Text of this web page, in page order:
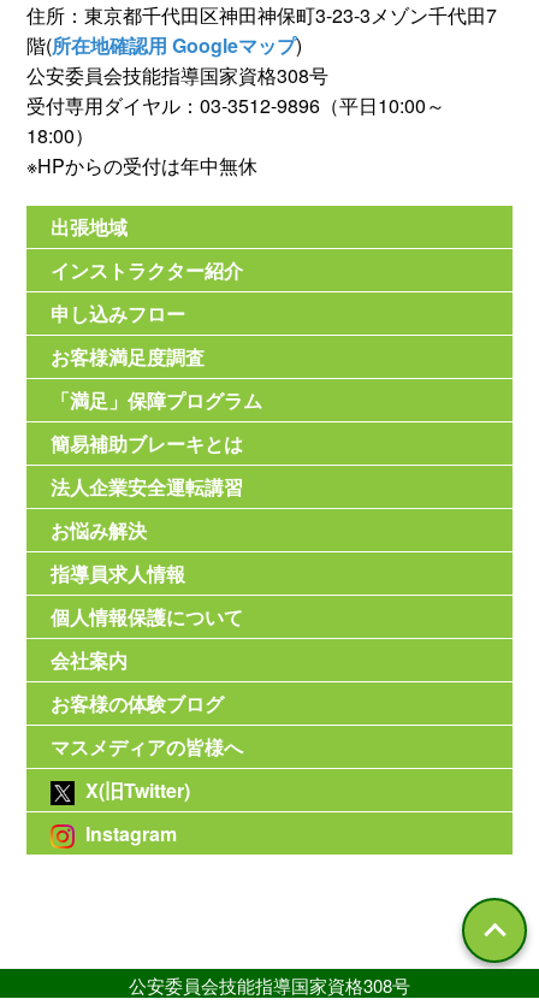
住所：東京都千代田区神田神保町3-23-3メゾン千代田7
階(所在地確認用 Googleマップ)
公安委員会技能指導国家資格308号
受付専用ダイヤル：03-3512-9896（平日10:00～
18:00）
※HPからの受付は年中無休
出張地域
インストラクター紹介
申し込みフロー
お客様満足度調査
「満足」保障プログラム
簡易補助ブレーキとは
法人企業安全運転講習
お悩み解決
指導員求人情報
個人情報保護について
会社案内
お客様の体験ブログ
マスメディアの皆様へ
X(旧Twitter)
Instagram
公安委員会技能指導国家資格308号